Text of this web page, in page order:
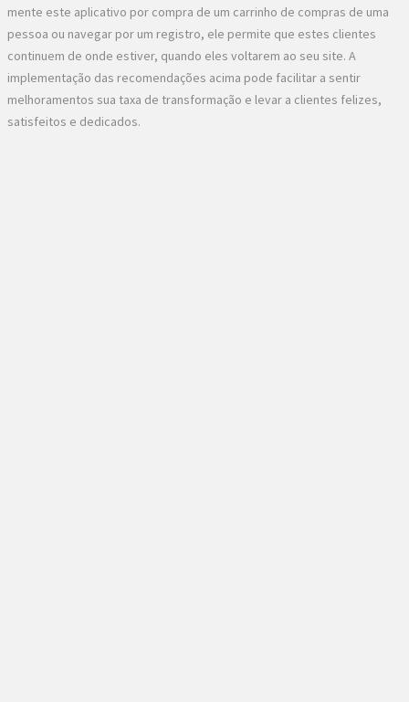
mente este aplicativo por compra de um carrinho de compras de uma
pessoa ou navegar por um registro, ele permite que estes clientes
continuem de onde estiver, quando eles voltarem ao seu site. A
implementação das recomendações acima pode facilitar a sentir
melhoramentos sua taxa de transformação e levar a clientes felizes,
satisfeitos e dedicados.